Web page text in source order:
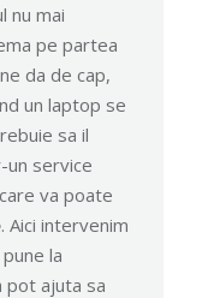
nu mai
pe partea
da de cap,
un laptop se
sa il
un service
va poate
. Aici intervenim
la
pot ajuta sa